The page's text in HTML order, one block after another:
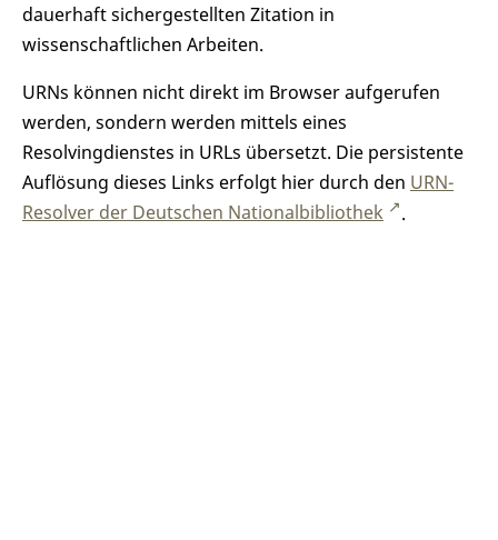
dauerhaft sichergestellten Zitation in
wissenschaftlichen Arbeiten.
URNs können nicht direkt im Browser aufgerufen
werden, sondern werden mittels eines
Resolvingdienstes in URLs übersetzt. Die persistente
Auflösung dieses Links erfolgt hier durch den URN-
Resolver der Deutschen Nationalbibliothek
.